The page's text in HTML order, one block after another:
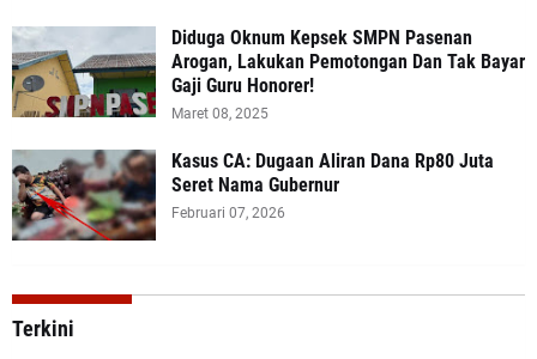
Diduga Oknum Kepsek SMPN Pasenan
Arogan, Lakukan Pemotongan Dan Tak Bayar
Gaji Guru Honorer!
Maret 08, 2025
Kasus CA: Dugaan Aliran Dana Rp80 Juta
Seret Nama Gubernur
Februari 07, 2026
Terkini